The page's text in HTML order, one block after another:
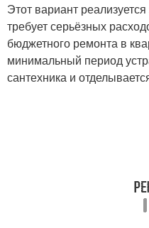
Этот вариант
требует серьёзных
бюджетного ремонта в
минимальный период
сантехника и